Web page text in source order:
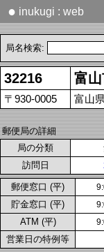
● inukugi : web
局名検索:
32216 富
〒930-0005 富山
郵便局の詳細
局の分類
訪問日
郵便窓口 (平)
貯金窓口 (平)
ATM (平)
営業日の特例等